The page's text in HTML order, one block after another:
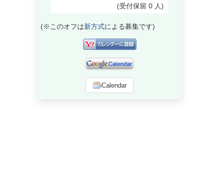
(受付保留 0 人)
(※このオフは新方式による募集です)
iCalendar